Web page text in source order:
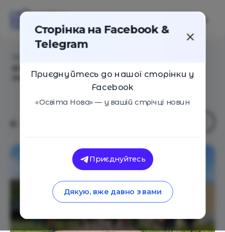
змін прагнуть підлітки у школі
Сторінка на Facebook &
Telegram
Приєднуйтесь до нашої сторінки у
Facebook
«Освіта Нова» — у вашій стрічці новин
Приєднуйтесь
Дякую, вже давно з вами